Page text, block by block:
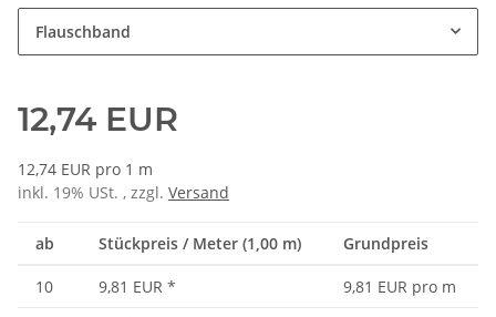
Flauschband
12,74 EUR
12,74 EUR pro 1 m
inkl. 19% USt. , zzgl. Versand
ab Stückpreis / Meter (1,00 m) Grundpreis
10 9,81 EUR *
9,81 EUR pro m